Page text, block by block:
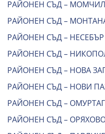
РАЙОНЕН СЪД –
РАЙОНЕН СЪД –
РАЙОНЕН СЪД – НЕСЕБЪР
РАЙОНЕН СЪД –
РАЙОНЕН СЪД – НОВА
РАЙОНЕН СЪД – НОВИ
РАЙОНЕН СЪД – ОМУРТАГ
РАЙОНЕН СЪД –